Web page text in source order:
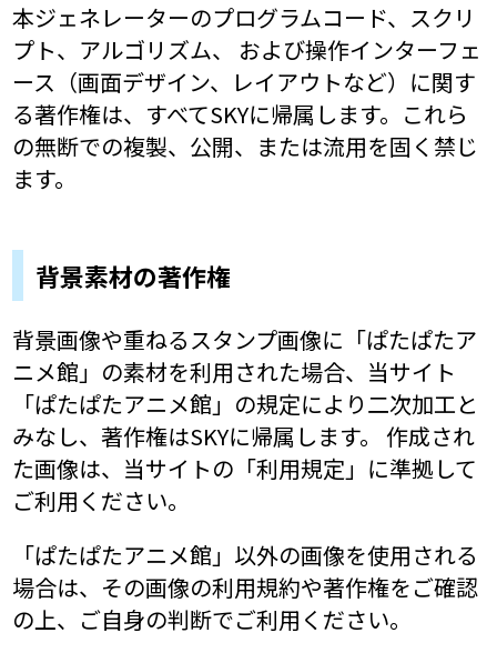
本ジェネレーターのプログラムコード、スクリ
プト、アルゴリズム、 および操作インターフェ
ース（画面デザイン、レイアウトなど）に関す
る著作権は、すべてSKYに帰属します。これら
の無断での複製、公開、または流用を固く禁じ
ます。
背景素材の著作権
背景画像や重ねるスタンプ画像に「ぱたぱたア
ニメ館」の素材を利用された場合、当サイト
「ぱたぱたアニメ館」の規定により二次加工と
みなし、著作権はSKYに帰属します。 作成され
た画像は、当サイトの「利用規定」に準拠して
ご利用ください。
「ぱたぱたアニメ館」以外の画像を使用される
場合は、その画像の利用規約や著作権をご確認
の上、ご自身の判断でご利用ください。